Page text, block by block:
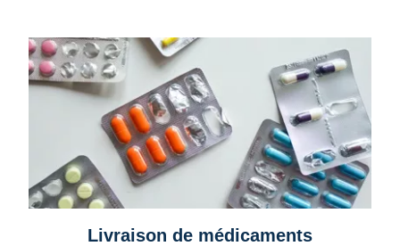
Livraison de médicaments